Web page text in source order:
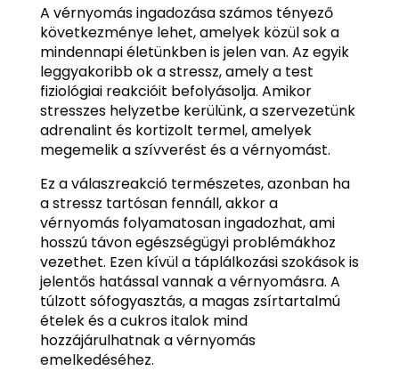
A vérnyomás ingadozása számos tényező
következménye lehet, amelyek közül sok a
mindennapi életünkben is jelen van. Az egyik
leggyakoribb ok a stressz, amely a test
fiziológiai reakcióit befolyásolja. Amikor
stresszes helyzetbe kerülünk, a szervezetünk
adrenalint és kortizolt termel, amelyek
megemelik a szívverést és a vérnyomást.
Ez a válaszreakció természetes, azonban ha
a stressz tartósan fennáll, akkor a
vérnyomás folyamatosan ingadozhat, ami
hosszú távon egészségügyi problémákhoz
vezethet. Ezen kívül a táplálkozási szokások is
jelentős hatással vannak a vérnyomásra. A
túlzott sófogyasztás, a magas zsírtartalmú
ételek és a cukros italok mind
hozzájárulhatnak a vérnyomás
emelkedéséhez.